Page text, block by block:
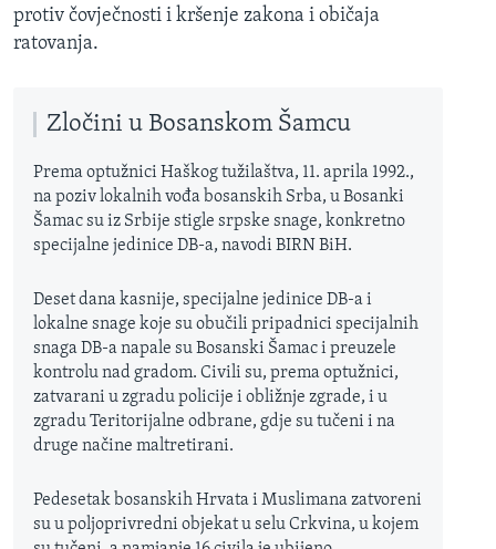
protiv čovječnosti i kršenje zakona i običaja
ratovanja.
Zločini u Bosanskom Šamcu
Prema optužnici Haškog tužilaštva, 11. aprila 1992.,
na poziv lokalnih vođa bosanskih Srba, u Bosanki
Šamac su iz Srbije stigle srpske snage, konkretno
specijalne jedinice DB-a, navodi BIRN BiH.
Deset dana kasnije, specijalne jedinice DB-a i
lokalne snage koje su obučili pripadnici specijalnih
snaga DB-a napale su Bosanski Šamac i preuzele
kontrolu nad gradom. Civili su, prema optužnici,
zatvarani u zgradu policije i obližnje zgrade, i u
zgradu Teritorijalne odbrane, gdje su tučeni i na
druge načine maltretirani.
Pedesetak bosanskih Hrvata i Muslimana zatvoreni
su u poljoprivredni objekat u selu Crkvina, u kojem